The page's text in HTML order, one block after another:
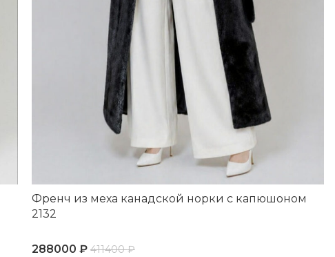
Френч из меха канадской норки с капюшоном
2132
288000 ₽ 411400₽